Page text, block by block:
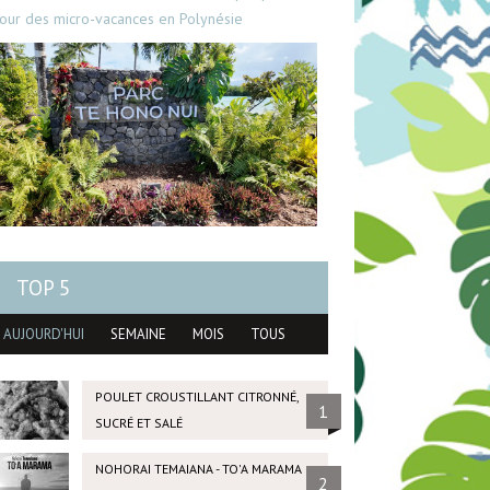
des micro-vacances en Polynésie
TOP 5
AUJOURD'HUI SEMAINE MOIS TOUS
POULET CROUSTILLANT CITRONNÉ,
SUCRÉ ET SALÉ
1
NOHORAI TEMAIANA - TO'A MARAMA
2